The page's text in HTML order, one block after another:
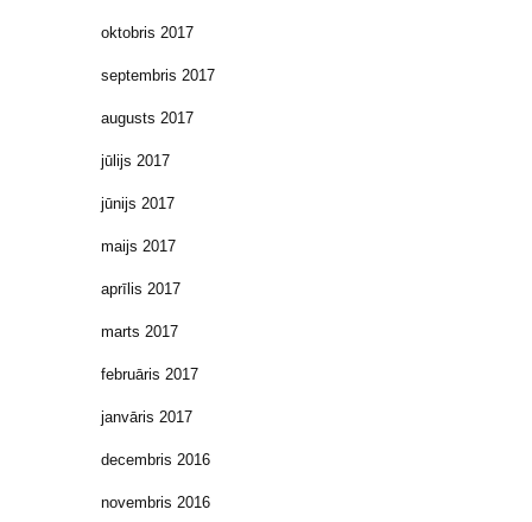
oktobris 2017
septembris 2017
augusts 2017
jūlijs 2017
jūnijs 2017
maijs 2017
aprīlis 2017
marts 2017
februāris 2017
janvāris 2017
decembris 2016
novembris 2016